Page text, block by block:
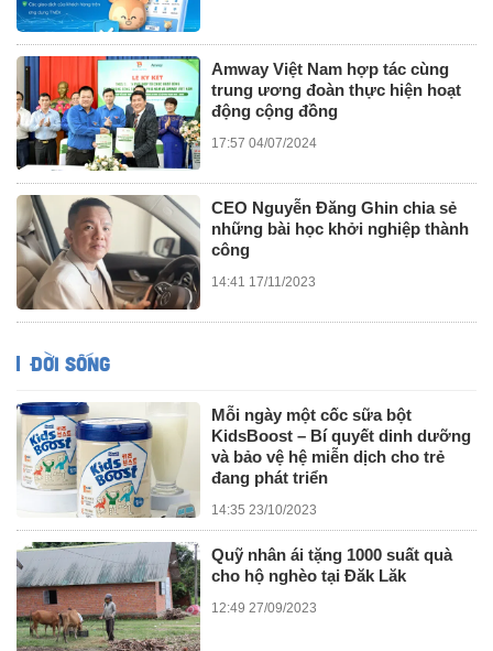
Amway Việt Nam hợp tác cùng
trung ương đoàn thực hiện hoạt
động cộng đồng
17:57 04/07/2024
CEO Nguyễn Đăng Ghin chia sẻ
những bài học khởi nghiệp thành
công
14:41 17/11/2023
ĐỜI SỐNG
Mỗi ngày một cốc sữa bột
KidsBoost – Bí quyết dinh dưỡng
và bảo vệ hệ miễn dịch cho trẻ
đang phát triển
14:35 23/10/2023
Quỹ nhân ái tặng 1000 suất quà
cho hộ nghèo tại Đăk Lăk
12:49 27/09/2023